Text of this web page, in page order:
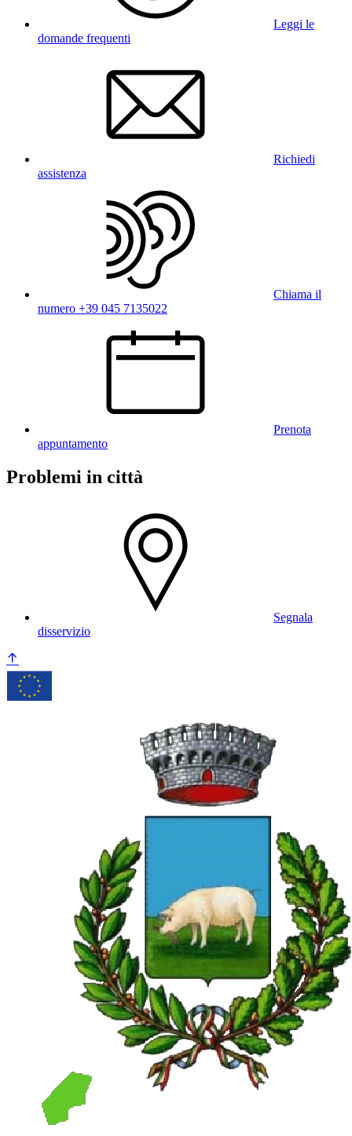
Leggi le
domande frequenti
Richiedi
assistenza
Chiama il
numero +39 045 7135022
Prenota
appuntamento
Problemi in città
Segnala
disservizio